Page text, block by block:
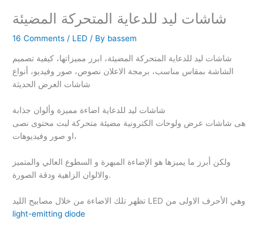
شاشات ليد للدعاية المتحركة المضيئة
16 Comments / LED / By bassem
شاشات ليد للدعاية المتحركة المضيئة، ابرز مميزاتها، كيفية تصميم
الشاشة بمقاس مناسب، برمجة الاعلان نصوص، صور وفيديو، أنواع
شاشات العرض الحديثة
شاشات ليد للدعاية اضاءة مميزة وألوان جذابة
هى شاشات عرض ولوحات الكترونية مضيئة متحركة لبث محتوى نصى
او صور وفيديوهات،
ولكن أبرز ما يميزها هو الإضاءة المبهرة و السطوع العالي والمتميز
والالوان الزاهية ودقة الصورة.
تظهر تلك الاضاءة من خلال مصابيح الليد LED وهي الأحرف الاولى من
light-emitting diode